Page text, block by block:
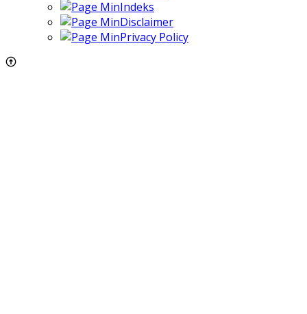
Indeks
Disclaimer
Privacy Policy